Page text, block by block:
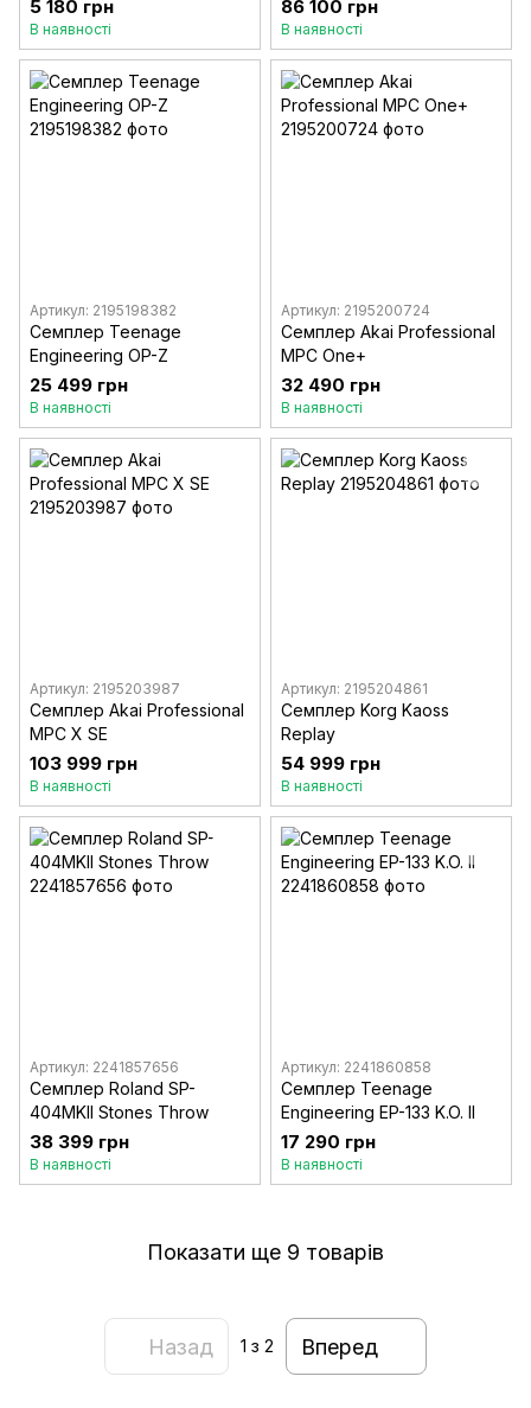
5 180 грн
В наявності
86 100 грн
В наявності
Артикул: 2195198382
Семплер Teenage
Engineering OP-Z
25 499 грн
В наявності
Артикул: 2195200724
Семплер Akai Professional
MPC One+
32 490 грн
В наявності
Артикул: 2195203987
Семплер Akai Professional
MPC X SE
103 999 грн
В наявності
Артикул: 2195204861
Семплер Korg Kaoss
Replay
54 999 грн
В наявності
Артикул: 2241857656
Семплер Roland SP-
404MKII Stones Throw
38 399 грн
В наявності
Артикул: 2241860858
Семплер Teenage
Engineering EP-133 K.O. II
17 290 грн
В наявності
Показати ще 9 товарів
Назад 1 з 2 Вперед